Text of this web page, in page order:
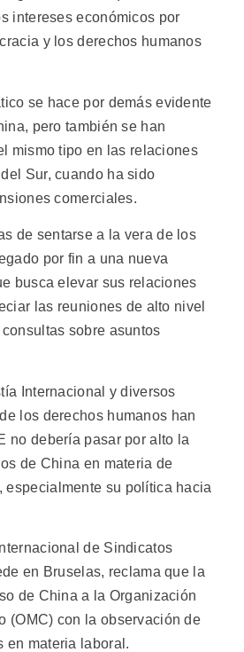
intereses económicos por
y los derechos humanos
se hace por demás evidente
pero también se han
mismo tipo en las relaciones
Sur, cuando ha sido
comerciales.
de sentarse a la vera de los
por fin a una nueva
busca elevar sus relaciones
las reuniones de alto nivel
sobre asuntos
Internacional y diversos
los derechos humanos han
no debería pasar por alto la
de China en materia de
especialmente su política hacia
de Sindicatos
en Bruselas, reclama que la
de China a la Organización
(OMC) con la observación de
en materia laboral.